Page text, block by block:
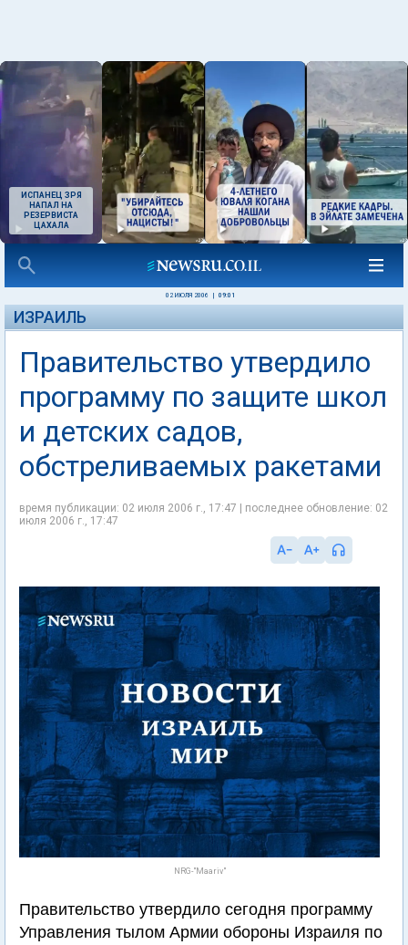
ИСПАНЕЦ ЗРЯ
НАПАЛ НА
РЕЗЕРВИСТА
ЦАХАЛА
02 ИЮЛЯ 2006 09:01
ИЗРАИЛЬ
Правительство утвердило
программу по защите школ
и детских садов,
обстреливаемых ракетами
время публикации: 02 июля 2006 г., 17:47 | последнее обновление: 02
июля 2006 г., 17:47
NRG-"Maariv"
Правительство утвердило сегодня программу
Управления тылом Армии обороны Израиля по